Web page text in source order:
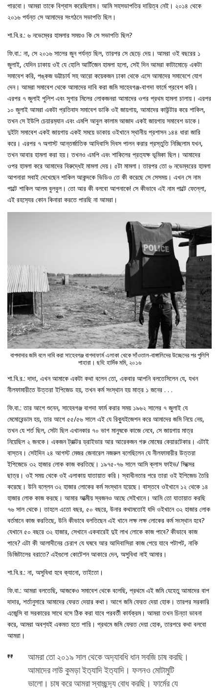
পারবো। আমরা তাকে বিশ্বাস করেছিলাম। আমি সহসভাপতির দায়িত্ব নেই। ২০১৪ থেকে
২০১৬ পর্যন্ত সে আমাদের সংগঠনে সভাপতি ছিল।
শা.বি.র.: ৬ নভেম্বের হামলার সময়ও কি সে সভাপতি ছিল?
ফি.বা.: না, সে ২০১৬ সালের জুন পর্যন্ত ছিল, তারপর সে ছেড়ে দেয়। আমরা ওই বছরের ১
জুলাই, যেদিন ঢাকায় ওই যে হোলি আর্টিজেন হামলা হলো, সেই দিন আমরা কাটামোড়ে একটা
সমাবেশ করি, পঙ্কজ ভট্টাচার্য সহ আরো কয়েকজন ঢাকা থেকে এসে আমাদের সমাবেশে যোগ
দেন। আমরা সমাবেশ থেকে আমাদের দাবি করা জমি সাহেবগঞ্জ-বাগদা ফার্মে প্রবেশ করি।
এরপর ৭ জুলাই পুলিশ এবং সুগার মিলের লোকজনরা আমাদের ওপর প্রথম হামলা চালায়। এরপর
১০ জুলাই আমরা একটা প্রতিবাদ সমাবেশ ডাকি ওই জায়গায়, আমাদের কাউন্টার করে শাকিল,
তখন সে ইউপি চেয়ারম‍্যান এবং এমপি আবুল কালাম আজাদ একই জায়গায় সমাবেশ ডাকে।
দুইটা সমাবেশ একই জায়গায় একই সময়ে ডাকায় ওইখানে স্থানীয় প্রশাসন ১৪৪ ধারা জারি
করে। এরপর ৭ অগাস্ট আন্তর্জাতিক আদিবাসি দিবস পালন করার প্রস্তুতি নিচ্ছিলাম যখন,
তখন আবার হামলা করা হয়। তখনও এমপি এবং শাকিলের প্রত‍্যক্ষ ভূমিকা ছিল। আমাদের
ওপর হামলা করে আমাদের বিরুদ্ধেই মামলা দেয়। ৫টা মামলা। তারপর তো ৬ নভেম্বরের হামলা
আপনারা সবাই দেখেছেন শাকিল আকন্দকে ভিডিও তে কী করেছে সে সেসময়। এখন সে নাম
পাল্টে শাকিল আলম বুলবুল। তো আর কী বলবো আপনাকে! সে কীভাবে এই নাম পাল্টে ফেল্লো,
এই রহস‍্যের কোন কিনারা করতে পারছি না আমরা।
বাপদাদার জমি বলে দাবি করা সাহেবগঞ্জ বাগদাফার্ম এলাকা থেকে সাঁওতাল-বাঙ্গালিদের উচ্ছেদের পর পুলিশি
পাহারা। ছবি: হার্দিক মমি, ২০১৬
শা.বি.র.: দাদা, এখন আমাকে একটা কথা বলেন তো, একবার আপনি বলতেসিলেন যে, যখন
নীলফামারীতে উত্তরা ইপিজেড হয়, তখন কর্ম সংস্থান হয় মাত্র ১ জনের . . .
ফি.বা.: তার আগে শুনেন, সাহেবগঞ্জ বাগদা ফার্ম করার সময় ১৯৬২ সালের ৭ জুলাই যে
মেমোরেন্ডাম হয়, তার আগে ৫৫/৫৬ সালে এই যে রিক‍্যুইজেশন করে আমাদের জমি নিয়ে নেয়,
তখন যে শর্ত ছিল, সেটা ছিল এখানকার ৭০ ভাগ মানুষকে কাজে নেবে, সে জায়গায় মাত্র
নিয়েছিল ২ জনকে। একজন ট্রাক্টর ড্রাইভার আর আরেকজন গরু মোষের কেয়ারটেকার। এটাই
বাস্তব। সেইদিন ২৪ আগস্ট মেজর জেনারেল নজরুল বলেছিলেন যে নীলফামারীর উত্তরা
ইপিজেডে ৩২ হাজার লোক কাজ করতিছে। ১৯৭৫-৭৬ সালে আমি ক্লাস ফাইভ/ সিক্সের
ছাত্র। ওই সময় থেকে ওই এলাকায় যাতায়াত করি। স্বাধীনতার পরে তারা ওই ইপিজেড তৈরি
করেছে। উনি বল্লেন ৩২ হাজার লোকের কর্ম সংস্থান হয়েছে। বাস্তবে ওইখানে ১২ থেকে ১৪
হাজার লোক কাজ করছে। আমার আত্মীয় স্বজনও আছে সেইখানে। আমি তো যাতায়াত করছি
৭৬ সাল থেকে। তাহলে এতো বছর, ৫০ বছরে, উনার কথামতোই যদি ওইখানে ৩২ হাজার লোক
বর্তমানে কাজ করতিছে, উনি কীভাবে বলতিছেন এই খানে লক্ষ লক্ষ লোকের কর্ম সংস্থান হবে?
যেখানে ৫০ বছরে ৩২ হাজার, সেখানে একবারেই দুই লাখ লোকে কাজ পাবে? কীভাবে কাজ
পাবে? এটা কী আলাদীনের চেরাগ যে ঘষবে আর আদিবাসিরা কাজ পেয়ে যাবে পটাপট, নাকি
ডিজিটালের বরাতে? এইগুলো কোটেশন আকারে দেন, অসুবিধা নাই আমার।
শা.বি.র.: না, অসুবিধা হবে ক‍্যানো, তাইতো।
ফি.বা.: আমরা বলতেছি, আজকেও সমাবেশ থেকে বলেছি, প্রথমে এই জমি যেহেতু আমাদের বাপ
দাদার, শর্তানুসারে আমাদের ফেরত দেয়ার কথা। আগে জমি ফেরত দেয়া হোক। তারপর সরকারি
এজেন্সি বা সরকারের সাথে বসে ঠিক করা যাবে পরবর্তী কার্যক্রম। আমরা তখন চিন্তা ভাবনা
করে, আমরা অবশ‍্যই একমত হতে পারি। প্রথমে জমি ফেরত দেয়া হোক, তারপরে কথা বলবো
আমরা।
আমরা তো ২০১৯ সাল থেকে অদ‍্যাবধি ধান সবজি চাষ করছি।
আমাদের লাউ কুমড়া ইত‍্যাদি ইত‍্যাদি। ফলনও মোটামুটি
ভালো। চাষ করে আমরা স্বাচ্ছন্দ‍্য বোধ করছি। ফার্মের যে